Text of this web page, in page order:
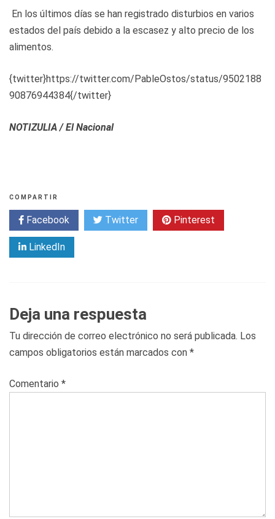
En los últimos días se han registrado disturbios en varios
estados del país debido a la escasez y alto precio de los
alimentos.
{twitter}https://twitter.com/PableOstos/status/9502188
90876944384{/twitter}
NOTIZULIA / El Nacional
COMPARTIR
Facebook Twitter Pinterest
LinkedIn
Deja una respuesta
Tu dirección de correo electrónico no será publicada. Los
campos obligatorios están marcados con *
Comentario *